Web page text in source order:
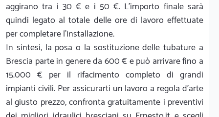
aggirano tra i 30 € e i 50 €. L'importo finale sarà
quindi legato al totale delle ore di lavoro effettuate
per completare l'installazione.
In sintesi, la posa o la sostituzione delle tubature a
Brescia parte in genere da 600 € e può arrivare fino a
15.000 € per il rifacimento completo di grandi
impianti civili. Per assicurarti un lavoro a regola d'arte
al giusto prezzo, confronta gratuitamente i preventivi